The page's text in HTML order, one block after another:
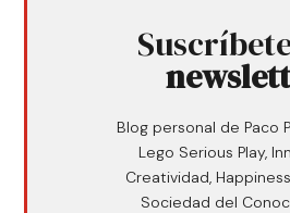
Blog personal de Paco
Lego Serious Play,
Creatividad,
Sociedad del